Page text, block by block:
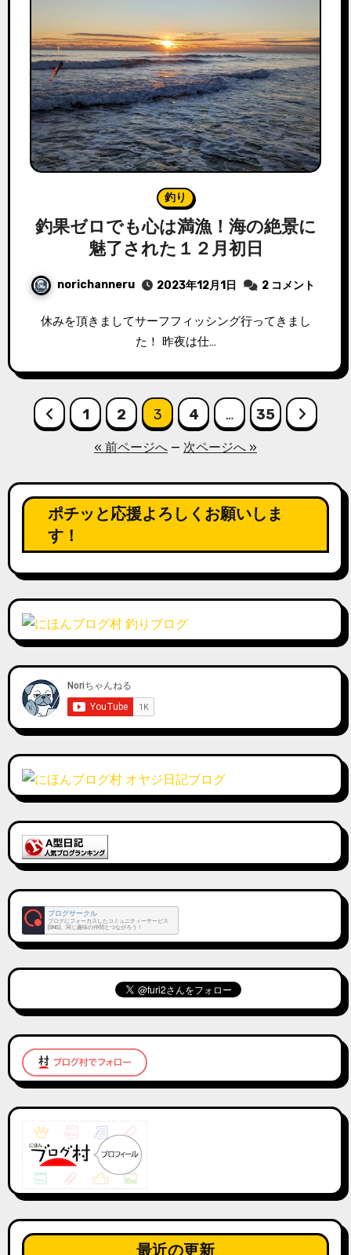
釣り
釣果ゼロでも心は満漁！海の絶景に
魅了された１２月初日
norichanneru 2023年12月1日 2 コメント
休みを頂きましてサーフフィッシング行ってきまし
た！ 昨夜は仕…
の
ペ
ジ
送
り
1 2 3 4 … 35
« 前ページへ — 次ページへ »
ポチッと応援よろしくお願いしま
す！
ブログサークル
ブログにフォーカスしたコミュニティーサービス
(SNS)。同じ趣味の仲間とつながろう！
最近の更新